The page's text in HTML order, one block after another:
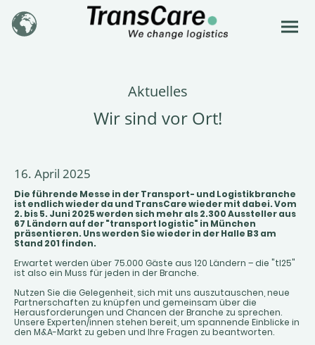
Aktuelles
Wir sind vor Ort!
16. April 2025
Die führende Messe in der Transport- und Logistikbranche
ist endlich wieder da und TransCare wieder mit dabei. Vom
2. bis 5. Juni 2025 werden sich mehr als 2.300 Aussteller aus
67 Ländern auf der "transport logistic" in München
präsentieren. Uns werden Sie wieder in der Halle B3 am
Stand 201 finden.
Erwartet werden über 75.000 Gäste aus 120 Ländern – die "tl25"
ist also ein Muss für jeden in der Branche.
Nutzen Sie die Gelegenheit, sich mit uns auszutauschen, neue
Partnerschaften zu knüpfen und gemeinsam über die
Herausforderungen und Chancen der Branche zu sprechen.
Unsere Experten/innen stehen bereit, um spannende Einblicke in
den M&A-Markt zu geben und Ihre Fragen zu beantworten.